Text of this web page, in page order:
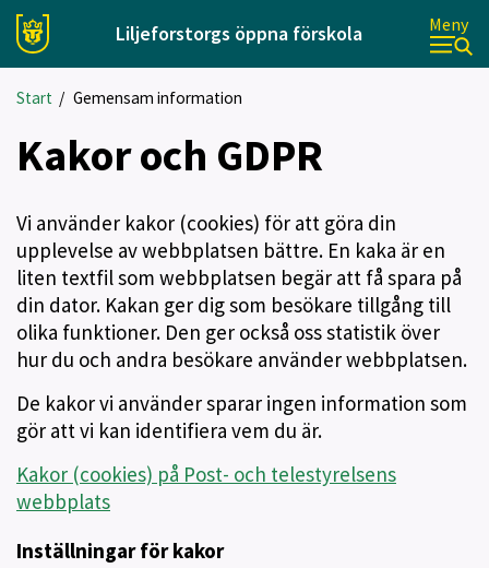
Liljeforstorgs öppna förskola Meny
Start / Gemensam information
Kakor och GDPR
Vi använder kakor (cookies) för att göra din
upplevelse av webbplatsen bättre. En kaka är en
liten textfil som webbplatsen begär att få spara på
din dator. Kakan ger dig som besökare tillgång till
olika funktioner. Den ger också oss statistik över
hur du och andra besökare använder webbplatsen.
De kakor vi använder sparar ingen information som
gör att vi kan identifiera vem du är.
Kakor (cookies) på Post- och telestyrelsens
webbplats
Inställningar för kakor